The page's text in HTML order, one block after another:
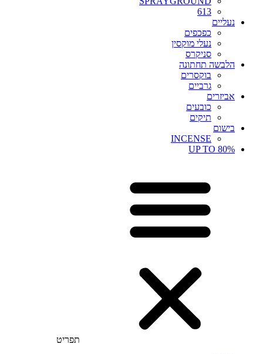
613
נעליים
כפכפים
נעלי מוקסין
סניקרס
הלבשה תחתונה
בוקסרים
גרביים
אביזרים
כובעים
תיקים
בישום
INCENSE
UP TO 80%
תפריט